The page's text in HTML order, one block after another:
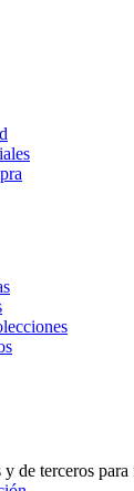
de terceros